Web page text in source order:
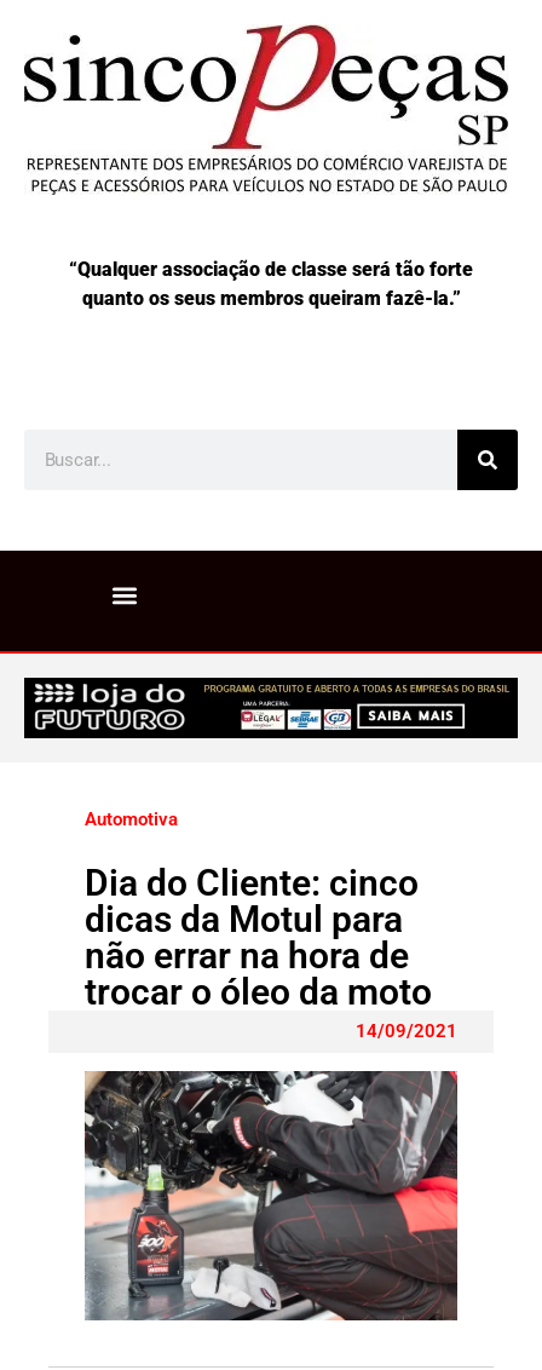
“Qualquer associação de classe será tão forte
quanto os seus membros queiram fazê-la.”
Automotiva
Dia do Cliente: cinco
dicas da Motul para
não errar na hora de
trocar o óleo da moto
14/09/2021